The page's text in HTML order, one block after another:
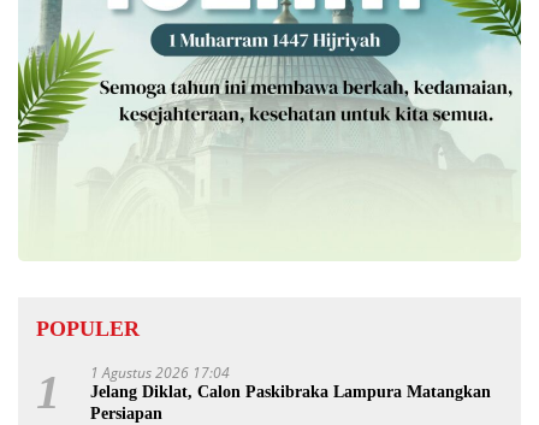
POPULER
1 1 Agustus 2026 17:04
Jelang Diklat, Calon Paskibraka Lampura Matangkan
Persiapan